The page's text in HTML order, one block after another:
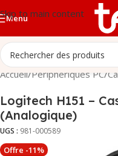
Skip to main content
Menu
Accueil/Périphériques PC/
Logitech H151 –
(Analogique)
UGS : 981-000589
Offre -11%